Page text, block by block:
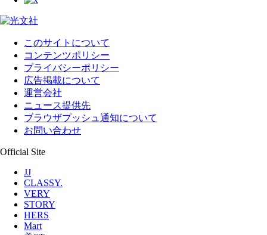
このサイトについて
コンテンツポリシー
プライバシーポリシー
広告掲載について
運営会社
ニュース提供先
ブラウザプッシュ通知について
お問い合わせ
Official Site
JJ
CLASSY.
VERY
STORY
HERS
Mart